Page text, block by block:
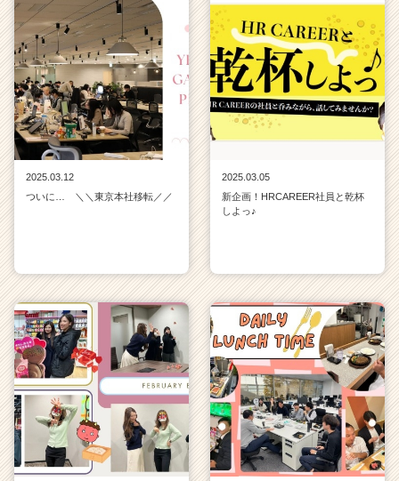
2025.03.12
ついに… ＼＼東京本社移転／／
2025.03.05
新企画！HRCAREER社員と乾杯
しよっ♪